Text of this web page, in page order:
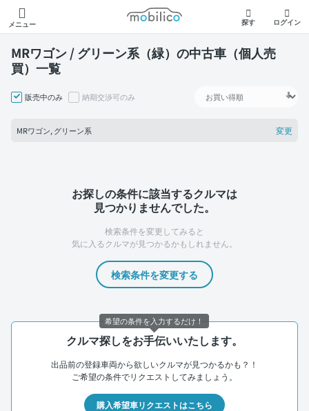
メニュー
モビリコ
探す ログイン
MRワゴン / グリーン系（緑）の中古車（個人売
買）一覧
販売中のみ 納期交渉可のみ
MRワゴン, グリーン系 変更
お探しの条件に該当するクルマは
見つかりませんでした。
検索条件を変更してみると
気に入るクルマが見つかるかもしれません。
検索条件を変更する
クルマ探しをお手伝いいたします。
出品前の登録車両から欲しいクルマが見つかるかも？！
ご希望の条件でリクエストしてみましょう。
購入希望車リクエストはこちら
希望の条件を入力するだけ！